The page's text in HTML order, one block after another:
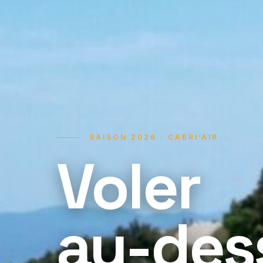
SAISON 2026 · CABRI’AIR
Voler
au-